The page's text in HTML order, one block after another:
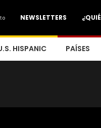
NEWSLETTERS
HISPANIC PAÍSES